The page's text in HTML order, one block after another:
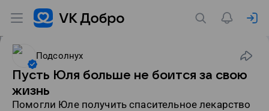
Подсолнух
Пусть Юля больше не боится за свою
жизнь
Помогли Юле получить спасительное лекарство